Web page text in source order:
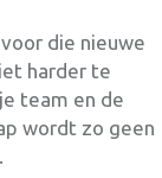
die nieuwe
harder te
team en de
wordt zo geen